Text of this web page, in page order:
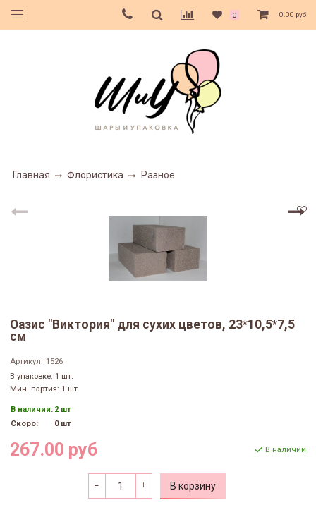
0 0.00 руб
Главная Флористика Разное
Оазис "Виктория" для сухих цветов, 23*10,5*7,5
см
Артикул: 1526
В упаковке: 1 шт.
Мин. партия: 1 шт
В наличии: 2 шт
Скоро:
0 шт
267.00 руб В наличии
В корзину